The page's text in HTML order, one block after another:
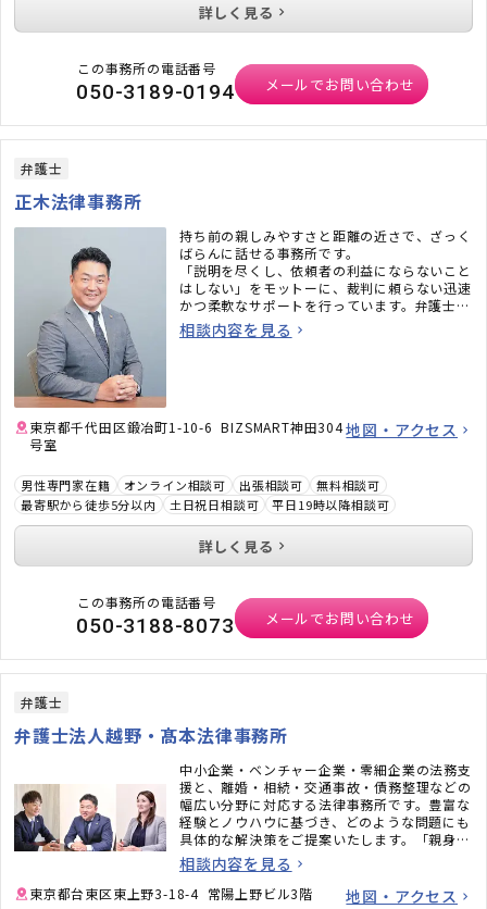
詳しく見る
この事務所の電話番号
050-3189-0194 メールでお問い合わせ
弁護士
正木法律事務所
持ち前の親しみやすさと距離の近さで、ざっく
ばらんに話せる事務所です。
「説明を尽くし、依頼者の利益にならないこと
はしない」をモットーに、裁判に頼らない迅速
かつ柔軟なサポートを行っています。弁護士は
「使いどころ」が肝心です。お困りのこと・不
安なことがある時こそ、上手に私を使ってくだ
相談内容を見る
東京都千代田区鍛冶町1-10-6 BIZSMART神田304
号室
地図・アクセス
男性専門家在籍 オンライン相談可 出張相談可
無料相談可
最寄駅から徒歩5分以内
土日祝日相談可 平日19時以降相談可
詳しく見る
この事務所の電話番号
050-3188-8073 メールでお問い合わせ
弁護士
弁護士法人越野・髙本法律事務所
中小企業・ベンチャー企業・零細企業の法務支
援と、離婚・相続・交通事故・債務整理などの
幅広い分野に対応する法律事務所です。豊富な
経験とノウハウに基づき、どのような問題にも
具体的な解決策をご提案いたします。「親身に
話を聞いてもらえた」「安心して任せられた」
と言っていただくことも多い事務所ですので、
安心してご相談ください。
相談内容を見る
東京都台東区東上野3-18-4 常陽上野ビル3階 地図・アクセス